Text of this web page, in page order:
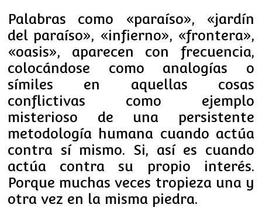
Palabras como «paraíso», «jardín
del paraíso», «infierno», «frontera»,
«oasis», aparecen con frecuencia,
colocándose como analogías o
símiles en aquellas cosas
conflictivas como ejemplo
misterioso de una persistente
metodología humana cuando actúa
contra sí mismo. Si, así es cuando
actúa contra su propio interés.
Porque muchas veces tropieza una y
otra vez en la misma piedra.